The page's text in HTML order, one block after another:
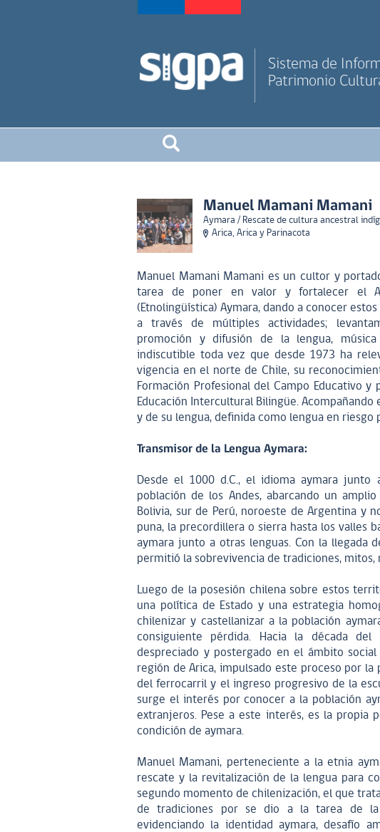
Sistema de
Patrimonio
Manuel Mamani Mamani
Aymara / Rescate de cultura ancestral
Arica, Arica y Parinacota
Manuel Mamani Mamani es un cultor y
tarea de poner en valor y fortalecer el
(Etnolingüística) Aymara, dando a conocer
a través de múltiples actividades;
promoción y difusión de la lengua,
indiscutible toda vez que desde 1973 ha
vigencia en el norte de Chile, su
Formación Profesional del Campo Educativo
Educación Intercultural Bilingüe.
y de su lengua, definida como lengua en riesgo
Transmisor de la Lengua Aymara:
Desde el 1000 d.C., el idioma aymara
población de los Andes, abarcando un
Bolivia, sur de Perú, noroeste de Argentina y
puna, la precordillera o sierra hasta los valles
aymara junto a otras lenguas. Con la llegada
permitió la sobrevivencia de tradiciones, mitos,
Luego de la posesión chilena sobre estos
una política de Estado y una estrategia
chilenizar y castellanizar a la población
consiguiente pérdida. Hacia la década
despreciado y postergado en el ámbito
región de Arica, impulsado este proceso por
del ferrocarril y el ingreso progresivo de la
surge el interés por conocer a la población
extranjeros. Pese a este interés, es la propia
condición de aymara.
Manuel Mamani, perteneciente a la etnia
rescate y la revitalización de la lengua para
segundo momento de chilenización, el que
de tradiciones por se dio a la tarea de la
evidenciando la identidad aymara, desafío